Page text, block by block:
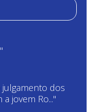
julgamento dos
jovem Ro..."